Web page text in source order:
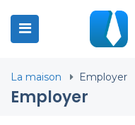
La maison Employer
Employer